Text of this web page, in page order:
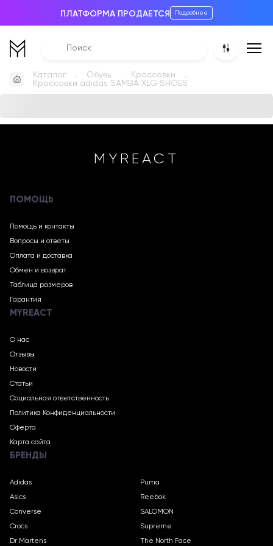
ПЛАТФОРМА ПРОДАЕТСЯ Подробнее
Каталог Обувь
Кроссовки
Кроссовки adidas SAMBA XLG SHOES
MYREACT
ПОМОЩЬ
Помощь и контакты
Вопросы и ответы
Оплата и доставка
Обмен и возврат
Таблица размеров
Гарантия
MYREACT
О нас
Отзывы
Новости
Статьи
Социальная ответственность
Политика Конфиденциальности
Оферта
Карта сайта
БРЕНДЫ
Adidas
Asics
Converse
Crocs
Dr Martens
Puma
Reebok
SALOMON
Supreme
The North Face